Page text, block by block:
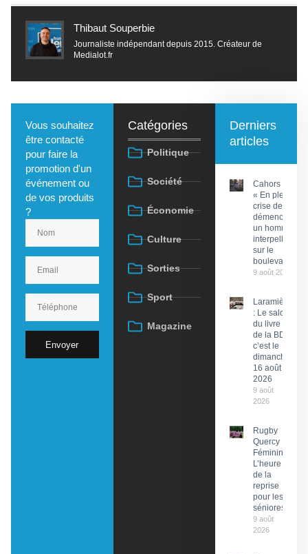
Thibaut Souperbie
Journaliste indépendant depuis 2015. Créateur de
Medialot.fr
Vous souhaitez
être contacté
pour faire la
promotion d'un
événement ou
de vos produits
?
Envoyer
Catégories
Politique
Société
Économie
Culture
Sorties
Sport
Magazine
Derniers
articles
Cahors :
« En pleine
crise de
démence »,
un homme
interpellé
sur le
boulevard
9 août 2026
Laramière
: Le salon
du livre et
de la BD,
c’est le
dimanche
16 août
2026
9 août
2026
Rugby
Quercy
Féminin :
L’heure
de la
reprise
pour les
séniores
9 août
2026